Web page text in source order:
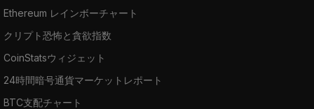
Ethereum レインボーチャート
クリプト恐怖と貪欲指数
CoinStatsウィジェット
24時間暗号通貨マーケットレポート
BTC支配チャート